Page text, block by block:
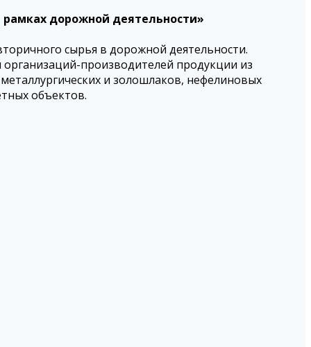
дорожной деятельности»
сырья в дорожной деятельности.
производителей продукции из
и золошлаков, нефелиновых
объектов.